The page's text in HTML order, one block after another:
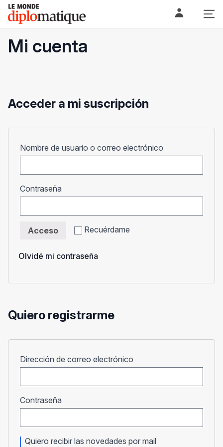
Skip
content
Le monde diplomatique
Mi cuenta
Acceder a mi suscripción
Nombre de usuario o correo electrónico
Contraseña
Recuérdame
Acceso
Olvidé mi contraseña
Quiero registrarme
Dirección de correo electrónico
Contraseña
Quiero recibir las novedades por mail